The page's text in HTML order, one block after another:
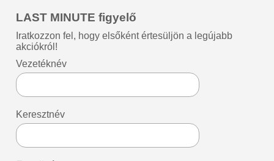
LAST MINUTE figyelő
Iratkozzon fel, hogy elsőként értesüljön a legújabb
akciókról!
Vezetéknév
Keresztnév